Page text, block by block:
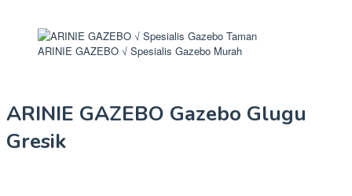
ARINIE GAZEBO √ Spesialis Gazebo Murah
ARINIE GAZEBO Gazebo Glugu
Gresik